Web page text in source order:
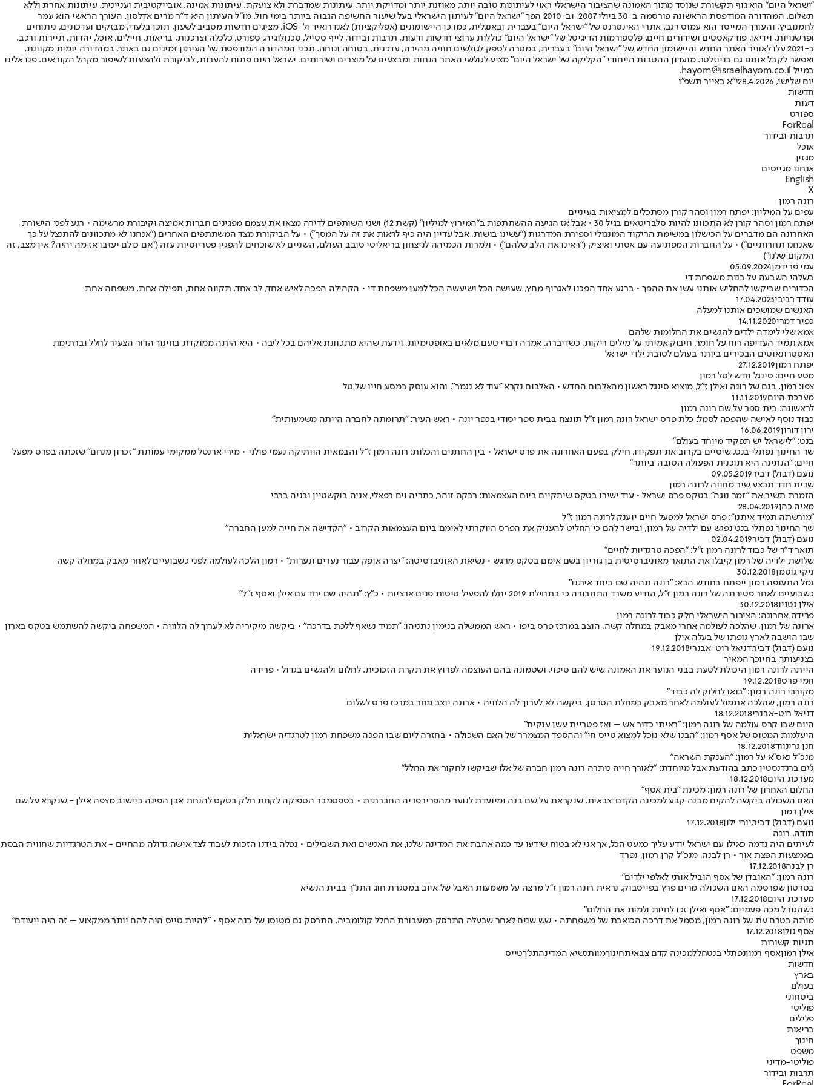
"ישראל היום" הוא גוף תקשורת שנוסד מתוך האמונה שהציבור הישראלי ראוי לעיתונות טובה יותר, מאוזנת יותר ומדויקת יותר. עיתונות שמדברת ולא צועקת. עיתונות אמינה, אובייקטיבית ועניינית. עיתונות אחרת וללא
תשלום. המהדורה המודפסת הראשונה פורסמה ב-30 ביולי 2007, וב-2010 הפך "ישראל היום" לעיתון הישראלי בעל שיעור החשיפה הגבוה ביותר בימי חול. מו"ל העיתון היא ד"ר מרים אדלסון. העורך הראשי הוא עמר
לחמנוביץ, והעורך המייסד הוא עמוס רגב. אתרי האינטרנט של "ישראל היום" בעברית ובאנגלית, כמו כן היישומונים (אפליקציות) לאנדרואיד ול-iOS, מציגים חדשות מסביב לשעון, תוכן בלעדי, מבזקים ועדכונים, ניתוחים
ופרשנויות, וידיאו, פודקאסטים ושידורים חיים. פלטפורמות הדיגיטל של "ישראל היום" כוללות ערוצי חדשות ודעות, תרבות ובידור, לייף סטייל, טכנולוגיה, ספורט, כלכלה וצרכנות, בריאות, חיילים, אוכל, יהדות, תיירות ורכב.
ב-2021 עלו לאוויר האתר החדש והיישומון החדש של "ישראל היום" בעברית, במטרה לספק לגולשים חוויה מהירה, עדכנית, בטוחה ונוחה. תכני המהדורה המודפסת של העיתון זמינים גם באתר, במהדורה יומית מקוונת,
ואפשר לקבל אותם גם בניוזלטר. מועדון ההטבות הייחודי "הקליקה של ישראל היום" מציע לגולשי האתר הנחות ומבצעים על מוצרים ושירותים. ישראל היום פתוח להערות, לביקורת ולהצעות לשיפור מקהל הקוראים. פנו אלינו
במייל hayom@israelhayom.co.il.
יום שלישי, 28.4.2026
י"א באייר תשפ"ו
חדשות
דעות
ספורט
ForReal
תרבות ובידור
אוכל
מגזין
אנחנו מגייסים
English
X
רונה רמון
עפים על המיליון: יפתח רמון וסהר קורן מסתכלים למציאות בעיניים
יפתח רמון וסהר קורן לא התכוונו להיות סלבריטאים בגיל 30 • אבל אז הגיעה ההשתתפות ב"המירוץ למיליון" (קשת 12) ושני השותפים לדירה מצאו את עצמם מפגינים חברות אמיצה וקיבורת מרשימה • רגע לפני הישורת
האחרונה הם מדברים על הכישלון במשימת הריקוד המונגולי וספירת המדרגות ("עשינו בושות, אבל עדיין היה כיף לראות את זה על המסך") • על הביקורת מצד המשתתפים האחרים ("אנחנו לא מתכוונים להתנצל על כך
שאנחנו תחרותיים") • על החברות המפתיעה עם אסתי ואיציק ("ראינו את הלב שלהם") • ולמרות הכמיהה לניצחון בריאליטי סובב העולם, השניים לא שוכחים להפגין פטריוטיות עזה ("אם כולם יעזבו אז מה יהיה? אין מצב, זה
המקום שלנו")
עמי פרידמן05.09.2024
בשלהי השבעה על בנות משפחת די
הכדורים שביקשו להחליש אותנו עשו את ההפך • ברגע אחד הפכנו לאגרוף מחץ, שעושה הכל ושיעשה הכל למען משפחת די • הקהילה הפכה לאיש אחד, לב אחד, תקווה אחת, תפילה אחת, משפחה אחת
עודד רביבי17.04.2023
האנשים שמושכים אותנו למעלה
כפיר דמרי14.11.2020
אמא שלי לימדה ילדים להגשים את החלומות שלהם
אמא תמיד העדיפה רוח על חומר, חיבוק אמיתי על מילים ריקות, כשדיברה, אמרה דברי טעם מלאים באופטימיות, וידעת שהיא מתכוונת אליהם בכל ליבה • היא היתה ממוקדת בחינוך הדור הצעיר לחלל וברתימת
האסטרונאוטים הבכירים ביותר בעולם לטובת ילדי ישראל
יפתח רמון27.12.2019
מסע חיים: סינגל חדש לטל רמון
צפו: רמון, בנם של רונה ואילן ז"ל, מוציא סינגל ראשון מהאלבום החדש • האלבום נקרא "עוד לא נגמר", והוא עוסק במסע חייו של טל
מערכת היום11.11.2019
לראשונה: בית ספר על שם רונה רמון
כבוד נוסף לאישה שהפכה לסמל: כלת פרס ישראל רונה רמון ז"ל תונצח בבית ספר יסודי בכפר יונה • ראש העיר: "תרומתה לחברה הייתה משמעותית"
ירון דורון16.06.2019
בנט: "לישראל יש תפקיד מיוחד בעולם"
שר החינוך נפתלי בנט, שיסיים בקרוב את תפקידו, חילק בפעם האחרונה את פרס ישראל • בין החתנים והכלות: רונה רמון ז"ל והבמאית הוותיקה נעמי פולני • מירי ארנטל ממקימי עמותת "זכרון מנחם" שזכתה בפרס מפעל
חיים: "הנתינה היא תוכנית הפעולה הטובה ביותר"
נועם (דבול) דביר09.05.2019
שרית חדד תבצע שיר מחווה לרונה רמון
הזמרת תשיר את "זמר נוגה" בטקס פרס ישראל • עוד ישירו בטקס שיתקיים ביום העצמאות: רבקה זוהר, כתריה וים רפאלי, אניה בוקשטיין ובניה ברבי
מאיה כהן28.04.2019
"מורשתה תמיד איתנו": פרס ישראל למפעל חיים יוענק לרונה רמון ז"ל
שר החינוך נפתלי בנט נפגש עם ילדיה של רמון, ובישר להם כי החליט להעניק את הפרס היוקרתי לאימם ביום העצמאות הקרוב • "הקדישה את חייה למען החברה"
נועם (דבול) דביר02.04.2019
תואר ד"ר של כבוד לרונה רמון ז"ל: "הפכה טרגדיות לחיים"
שלושת ילדיה של רמון קיבלו את התואר מאוניברסיטית בן גוריון בשם אימם בטקס מרגש • נשיאת האוניברסיטה: "יצרה אופק עבור נערים ונערות" • רמון הלכה לעולמה לפני כשבועיים לאחר מאבק במחלה קשה
ניקי גוטמן30.12.2018
נמל התעופה רמון ייפתח בחודש הבא: "רונה תהיה שם ביחד איתנו"
כשבועיים לאחר פטירתה של רונה רמון ז"ל, הודיע משרד התחבורה כי בתחילת 2019 יחלו להפעיל טיסות פנים ארציות • כ"ץ: "תהיה שם יחד עם אילן ואסף ז"ל"
אילן גטניו30.12.2018
פרידה אחרונה: הציבור הישראלי חלק כבוד לרונה רמון
ארונה של רמון, שהלכה לעולמה אחרי מאבק במחלה קשה, הוצב במרכז פרס ביפו • ראש הממשלה בנימין נתניהו: "תמיד נשאף ללכת בדרכה" • ביקשה מיקיריה לא לערוך לה הלוויה • המשפחה ביקשה להשתמש בטקס בארון
שבו הושבה לארץ גופתו של בעלה אילן
נועם (דבול) דביר,דניאל רוט-אבנרי19.12.2018
בצניעותך, בחיוכך המאיר
הייתה לרונה רמון היכולת לטעת בבני הנוער את האמונה שיש להם סיכוי, ושטמונה בהם העוצמה לפרוץ את תקרת הזכוכית, לחלום ולהגשים בגדול • פרידה
חמי פרס19.12.2018
מקורבי רונה רמון: "בואו לחלוק לה כבוד"
רונה רמון, שהלכה אתמול לעולמה לאחר מאבק במחלת הסרטן, ביקשה לא לערוך לה הלוויה • ארונה יוצב מחר במרכז פרס לשלום
דניאל רוט-אבנרי18.12.2018
היום שבו קרס עולמה של רונה רמון: "ראיתי כדור אש – ואז פטריית עשן ענקית"
היעלמות המטוס של אסף רמון: "הבנו שלא נוכל למצוא טייס חי" וההספד המצמרר של האם השכולה • בחזרה ליום שבו הפכה משפחת רמון לטרגדיה ישראלית
חנן גרינווד18.12.2018
מנכ"ל נאס"א על רמון: "הענקת השראה"
ג'ים ברנדנסטין כתב בהודעת אבל מיוחדת: "לאורך חייה נותרה רונה רמון חברה של אלו שביקשו לחקור את החלל"
מערכת היום18.12.2018
החלום האחרון של רונה רמון: מכינת "בית אסף"
האם השכולה ביקשה להקים מבנה קבע למכינה הקדם־צבאית, שנקראת על שם בנה ומיועדת לנוער מהפרירפריה החברתית • בספטמבר הספיקה לקחת חלק בטקס להנחת אבן הפינה ביישוב מצפה אילן - שנקרא על שם
אילן רמון
נועם (דבול) דביר,יורי ילון17.12.2018
תודה, רונה
לעיתים היה נדמה כאילו עם ישראל יודע עליך כמעט הכל, אך אני לא בטוח שידעו עד כמה אהבת את המדינה שלנו, את האנשים ואת השבילים • נפלה בידנו הזכות לעבוד לצד אישה גדולה מהחיים - את הטרגדיות שחווית הבסת
באמצעות הפצת אור • רן לבנה, מנכ"ל קרן רמון, נפרד
רן לבנה17.12.2018
רונה רמון: "האובדן של אסף הוביל אותי לאלפי ילדים"
בסרטון שפרסמה האם השכולה מרים פרץ בפייסבוק, נראית רונה רמון ז"ל מרצה על משמעות האבל של איוב במסגרת חוג התנ"ך בבית הנשיא
מערכת היום17.12.2018
כשהגורל מכה פעמיים: "אסף ואילן זכו לחיות ולמות את החלום"
מותה בטרם עת של רונה רמון, מסמל את דרכה הכואבת של משפחתה • שש שנים לאחר שבעלה התרסק במעבורת החלל קולומביה, התרסק גם מטוסו של בנה אסף • "להיות טייס היה להם יותר ממקצוע – זה היה ייעודם"
אסף גולן17.12.2018
תגיות קשורות
אילן רמוןאסף רמוןנפתלי בנטחללמכינה קדם צבאיתחינוךמוותנשיא המדינהתנ''ךטייס
חדשות
בארץ
בעולם
ביטחוני
פוליטי
פלילים
בריאות
חינוך
משפט
פוליטי-מדיני
תרבות ובידור